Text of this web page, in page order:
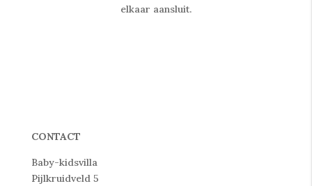
elkaar aansluit.
CONTACT
Baby-kidsvilla
Pijlkruidveld 5